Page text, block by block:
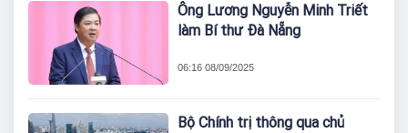
Ông Lương Nguyễn Minh Triết
làm Bí thư Đà Nẵng
06:16 08/09/2025
Bộ Chính trị thông qua chủ